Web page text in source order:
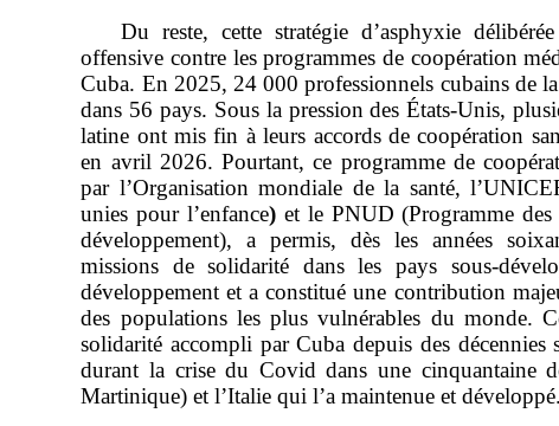
Du reste, cette stratégie d’asphyxie délibérée
offensive contre les programmes de coopération
Cuba. En 2025, 24 000 professionnels cubains de
dans 56 pays. Sous la pression des États‑Unis,
latine ont mis fin à leurs accords de coopération
en avril 2026. Pourtant, ce programme de
par l’Organisation mondiale de la santé,
unies pour l’enfance) et le PNUD (Programme
développement), a permis, dès les années
missions de solidarité dans les pays
développement et a constitué une contribution
des populations les plus vulnérables du monde.
solidarité accompli par Cuba depuis des décennies
durant la crise du Covid dans une cinquantaine
Martinique) et l’Italie qui l’a maintenue et développé.